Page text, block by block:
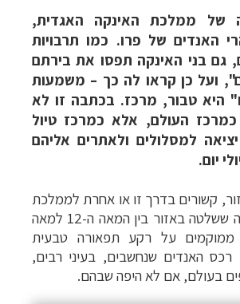
של ממלכת האינקה האגדית,
האנדים של פרו. כמו תרבויות
גם בני האינקה תפסו את בירתם
ועל כן קראו לה כך – משמעות
היא טבור, מרכז. בכתבה זו לא
כמרכז העולם, אלא כמרכז טיול
למסלולים ולאתרים אליהם
יום.
קשורים בדרך זו או אחרת לממלכת
ששלטה באזור
בין המאה ה-12 למאה
ממוקמים על רקע תפאורה טבעית
רכס האנדים שנחשבים, בעיני רבים,
בעולם, אם לא היפה שבהם.